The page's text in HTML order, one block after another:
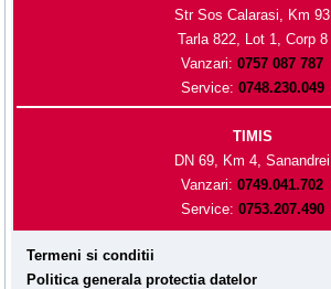
Str Sos Calarasi, Km 93
Tarla 822, Lot 1, Corp 8
Vanzari:0757 087 787
Service: 0748.230.049
TIMIS
DN 69, Km 4, Sanandrei
Vanzari:0749.041.702
Service: 0753.207.490
Termeni si conditii
Politica generala protectia datelor